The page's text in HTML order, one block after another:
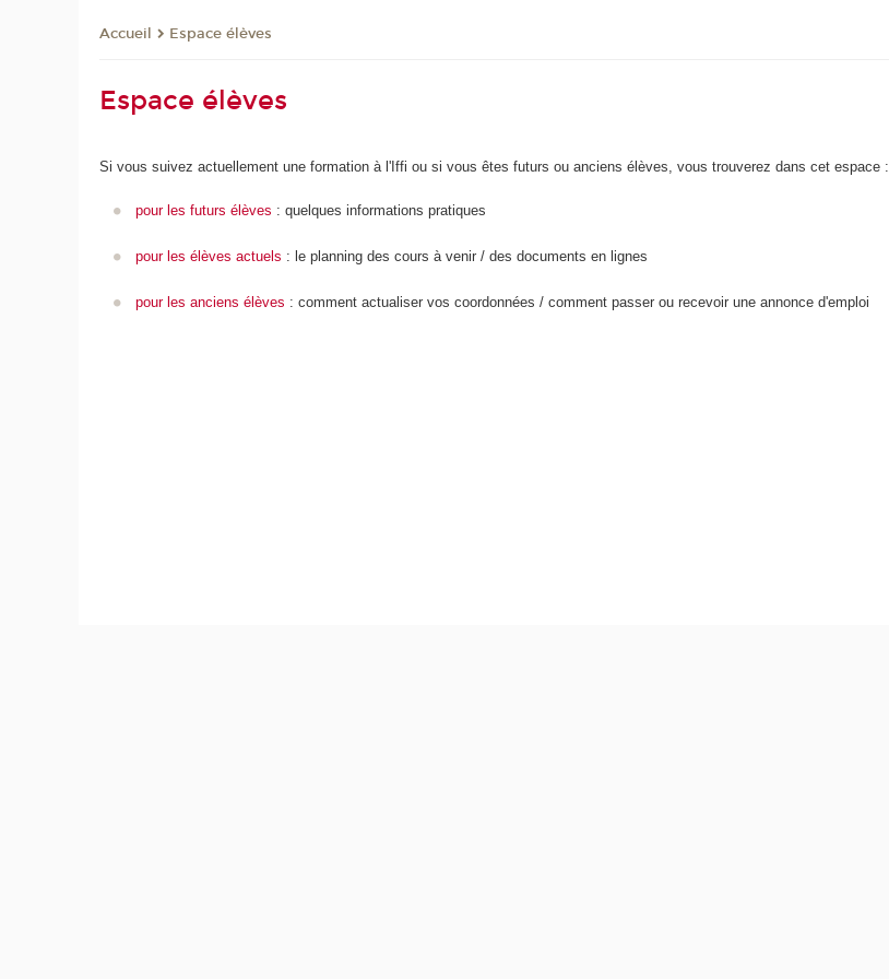
Accueil Espace élèves
Espace élèves
Si vous suivez actuellement une formation à l'Iffi ou si vous êtes futurs ou anciens élèves, vous trouverez dans cet espace :
pour les futurs élèves : quelques informations pratiques
pour les élèves actuels : le planning des cours à venir / des documents en lignes
pour les anciens élèves : comment actualiser vos coordonnées / comment passer ou recevoir une annonce d'emploi